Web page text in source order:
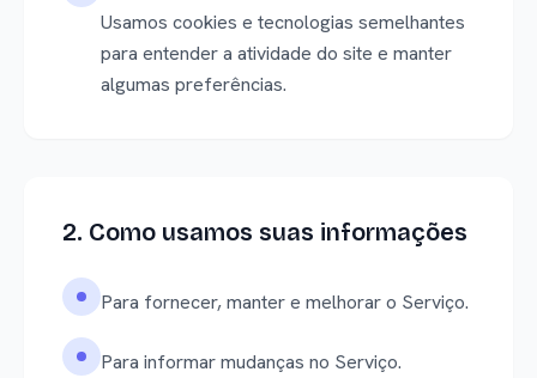
Usamos cookies e tecnologias semelhantes
para entender a atividade do site e manter
algumas preferências.
2. Como usamos suas informações
Para fornecer, manter e melhorar o Serviço.
Para informar mudanças no Serviço.